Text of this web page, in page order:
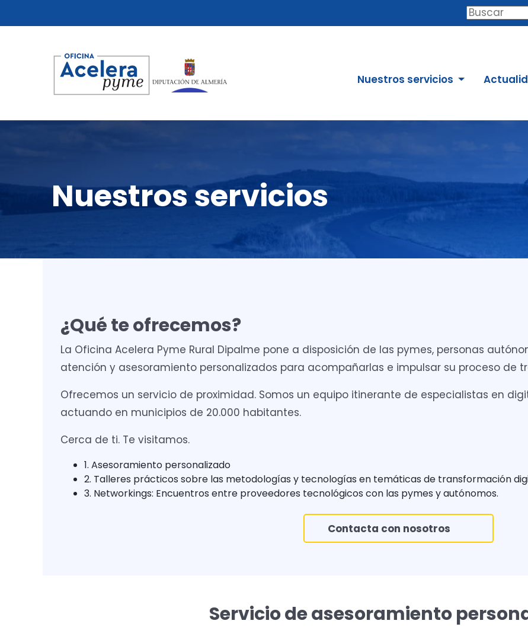
Buscar
Nuestros servicios
Nuestros servicios
¿Qué te ofrecemos?
La Oficina Acelera Pyme Rural Dipalme pone a disposición de las pymes, personas
atención y asesoramiento personalizados para acompañarlas e impulsar su proceso de
Ofrecemos un servicio de proximidad. Somos un equipo itinerante de especialistas en
actuando en municipios de 20.000 habitantes.
Cerca de ti. Te visitamos.
1. Asesoramiento personalizado
2. Talleres prácticos sobre las metodologías y tecnologías en temáticas de transformación
3. Networkings: Encuentros entre proveedores tecnológicos con las pymes y autónomos.
Contacta con nosotros
Servicio de asesoramiento